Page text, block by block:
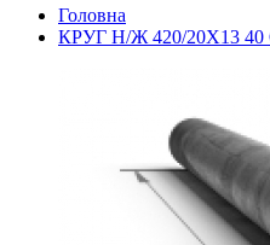
Головна
КРУГ Н/Ж 420/20Х13 40